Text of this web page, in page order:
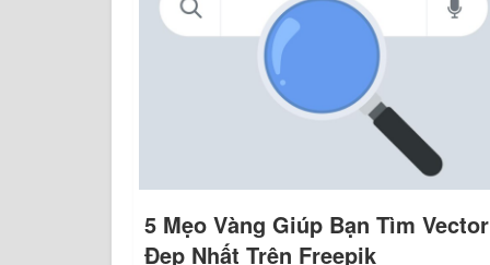
5 Mẹo Vàng Giúp Bạn Tìm Vector
Đẹp Nhất Trên Freepik